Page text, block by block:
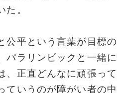
た。
公平という言葉が目標の
パラリンピックと一緒に
、正直どんなに頑張って
ていうのが障がい者の中